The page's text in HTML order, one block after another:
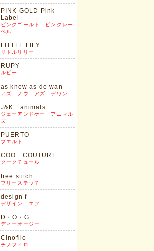
PINK GOLD Pink
Label
ピンクゴールド ピンクレー
ベル
LITTLE LILY
リトルリリー
RUPY
ルピー
as know as de wan
アズ ノウ アズ デワン
J&K animals
ジェーアンドケー アニマル
ズ
PUERTO
プエルト
COO COUTURE
クークチュール
free stitch
フリーステッチ
design f
デザイン エフ
D・O・G
ディーオージー
Cinofilo
チノフィロ